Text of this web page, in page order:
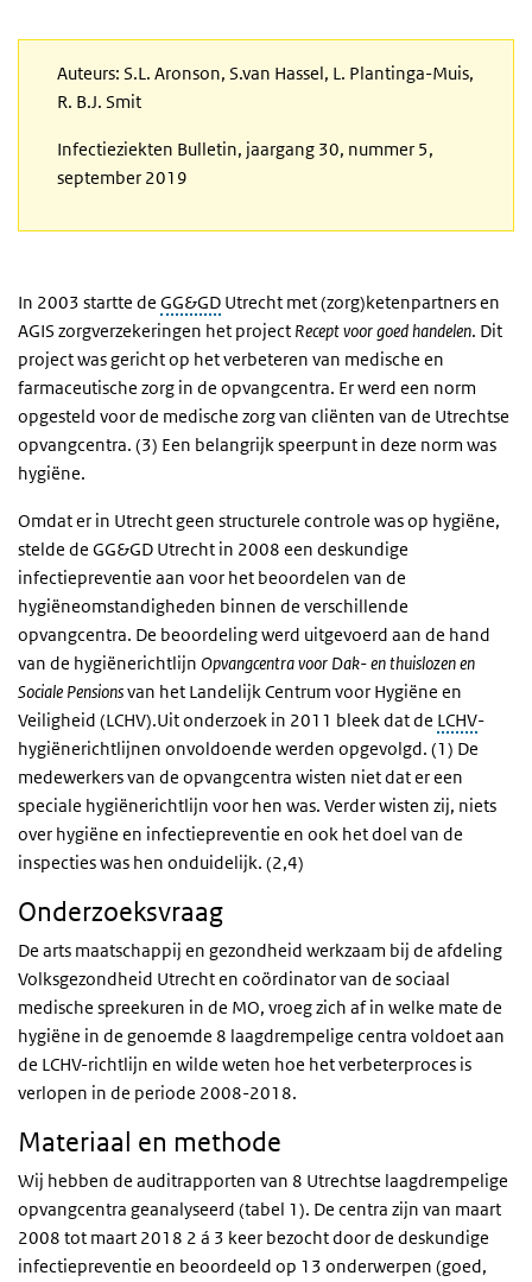
Auteurs: S.L. Aronson, S.van Hassel, L. Plantinga-Muis,
R. B.J. Smit
Infectieziekten Bulletin, jaargang 30, nummer 5,
september 2019
In 2003 startte de GG&GD Utrecht met (zorg)ketenpartners en
AGIS zorgverzekeringen het project Recept voor goed handelen. Dit
project was gericht op het verbeteren van medische en
farmaceutische zorg in de opvangcentra. Er werd een norm
opgesteld voor de medische zorg van cliënten van de Utrechtse
opvangcentra. (3) Een belangrijk speerpunt in deze norm was
hygiëne.
Omdat er in Utrecht geen structurele controle was op hygiëne,
stelde de GG&GD Utrecht in 2008 een deskundige
infectiepreventie aan voor het beoordelen van de
hygiëneomstandigheden binnen de verschillende
opvangcentra. De beoordeling werd uitgevoerd aan de hand
van de hygiënerichtlijn Opvangcentra voor Dak- en thuislozen en
Sociale Pensionsvan het Landelijk Centrum voor Hygiëne en
Veiligheid (LCHV).Uit onderzoek in 2011 bleek dat de LCHV-
hygiënerichtlijnen onvoldoende werden opgevolgd. (1) De
medewerkers van de opvangcentra wisten niet dat er een
speciale hygiënerichtlijn voor hen was. Verder wisten zij, niets
over hygiëne en infectiepreventie en ook het doel van de
inspecties was hen onduidelijk. (2,4)
Onderzoeksvraag
De arts maatschappij en gezondheid werkzaam bij de afdeling
Volksgezondheid Utrecht en coördinator van de sociaal
medische spreekuren in de MO, vroeg zich af in welke mate de
hygiëne in de genoemde 8 laagdrempelige centra voldoet aan
de LCHV-richtlijn en wilde weten hoe het verbeterproces is
verlopen in de periode 2008-2018.
Materiaal en methode
Wij hebben de auditrapporten van 8 Utrechtse laagdrempelige
opvangcentra geanalyseerd (tabel 1). De centra zijn van maart
2008 tot maart 2018 2 á 3 keer bezocht door de deskundige
infectiepreventie en beoordeeld op 13 onderwerpen (goed,